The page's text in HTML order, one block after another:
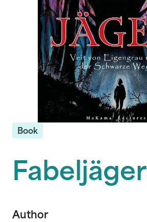
Book
Fabeljäger
Author